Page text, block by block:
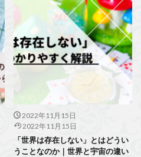
2022年11月15日
2022年11月15日
「世界は存在しない」とはどうい
うことなのか｜世界と宇宙の違い